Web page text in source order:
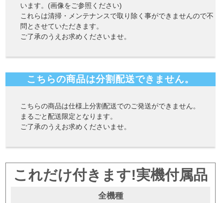
います。(画像をご参照ください)
これらは清掃・メンテナンスで取り除く事ができませんので不
問とさせていただきます。
ご了承のうえお求めくださいませ。
こちらの商品は分割配送できません。
こちらの商品は仕様上分割配送でのご発送ができません。
まるごと配送限定となります。
ご了承のうえお求めくださいませ。
これだけ付きます!実機付属品
全機種